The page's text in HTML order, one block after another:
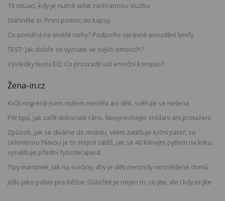
13 situací, kdy je nutné volat záchrannou službu
Stáhněte si: První pomoc do kapsy
Co pomáhá na oteklé nohy? Podpořte správné proudění lymfy
TEST: Jak dobře se vyznáte ve svých emocích?
Výsledky testu EQ: Co prozradil váš emoční kompas?
Žena-in.cz
Kvůli migréně jsem málem neměla ani děti, svěřuje se Helena
Pět tipů, jak začít dokonalé ráno. Nevynechejte snídani ani protažení
Způsob, jak se díváme do mobilu, velmi zatěžuje krční páteř, se
skloněnou hlavou je to stejná zátěž, jak se 40 kilovým pytlem na krku,
vysvětluje přední fyzioterapeut
Tipy maminek, jak na svačiny, aby je děti nenosily nesnědené domů
Jídlo jako palivo pro běžce: Důležité je nejen to, co jíte, ale i kdy to jíte